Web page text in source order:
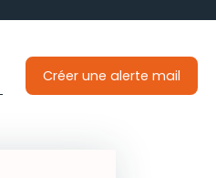
Créer une alerte mail